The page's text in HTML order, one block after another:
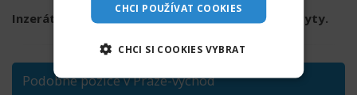
Inzerát již není aktuální. Kontaktní údaje byly skryty.
Podobné pozice v Praze-východ
CHCI POUŽÍVAT COOKIES
CHCI SI COOKIES VYBRAT